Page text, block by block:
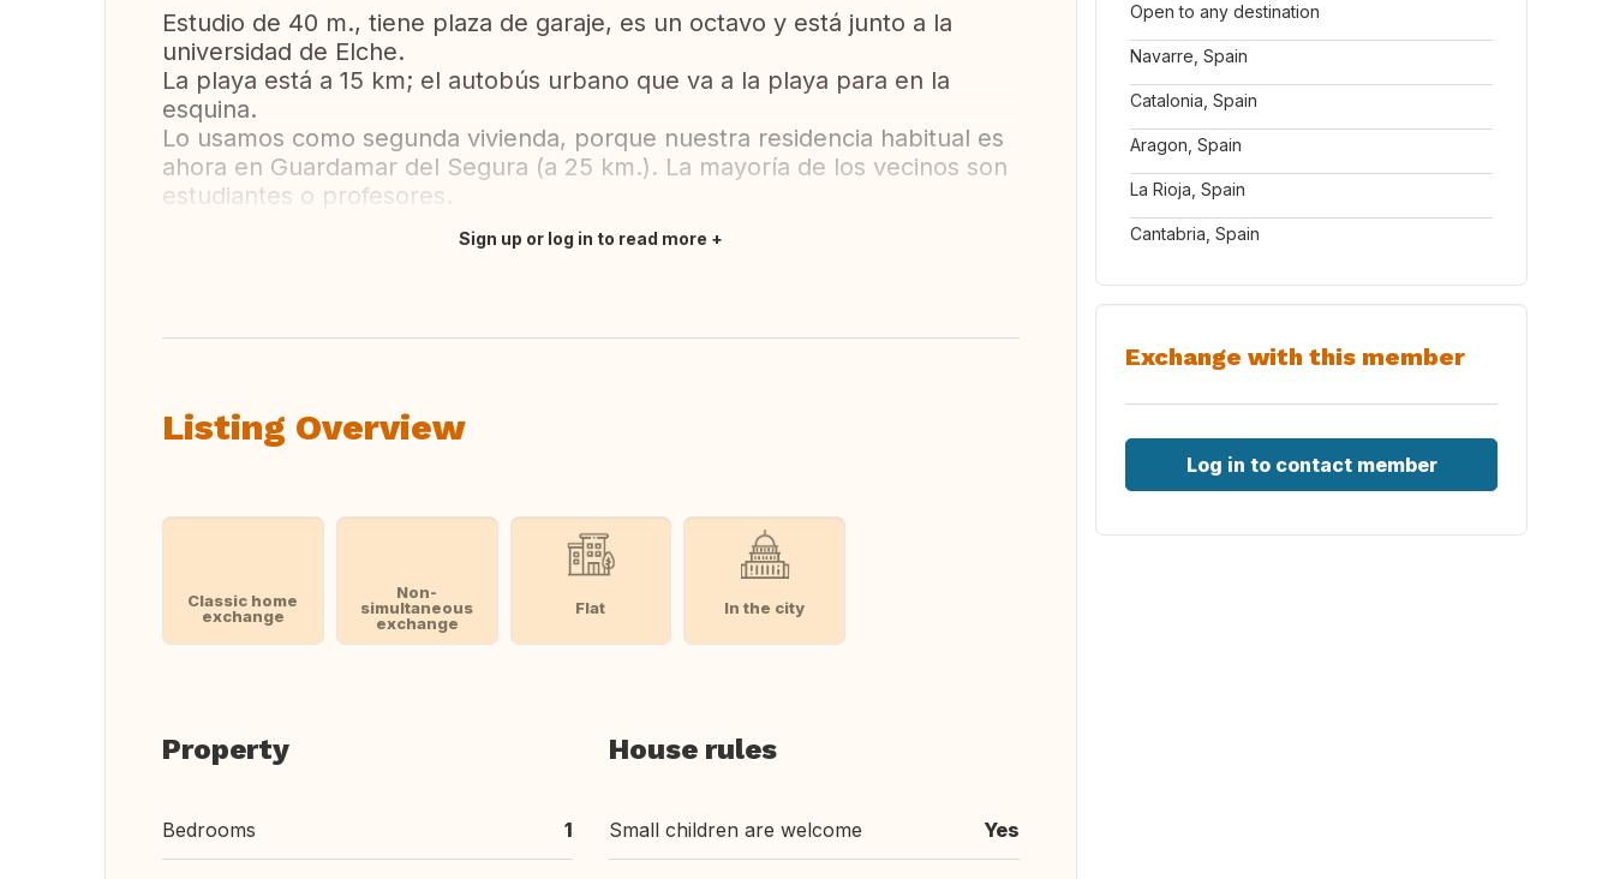
Estudio de 40 m., tiene plaza de garaje, es un octavo y está junto a la
universidad de Elche.
La playa está a 15 km; el autobús urbano que va a la playa para en la
esquina.
Lo usamos como segunda vivienda, porque nuestra residencia habitual es
ahora en Guardamar del Segura (a 25 km.). La mayoría de los vecinos son
estudiantes o profesores.
Sign up or log in to read more
Listing Overview
Classic home
exchange
Non-
simultaneous
exchange
Flat In the city
Property
Bedrooms 1
House rules
Small children are welcome Yes
Open to any destination
Navarre, Spain
Catalonia, Spain
Aragon, Spain
La Rioja, Spain
Cantabria, Spain
Exchange with this member
Log in to contact member